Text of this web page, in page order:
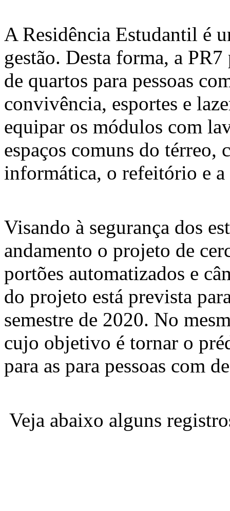
A Residência Estudantil é
gestão. Desta forma, a
de quartos para pessoas
convivência, esportes e
equipar os módulos com
espaços comuns do térreo,
informática, o refeitório e
Visando à segurança dos
andamento o projeto de
portões automatizados e
do projeto está prevista
semestre de 2020. No
cujo objetivo é tornar o
para as para pessoas com
Veja abaixo alguns